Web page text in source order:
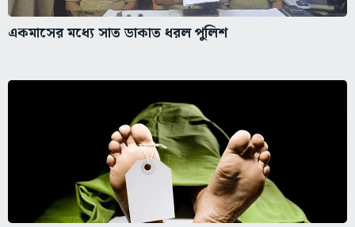
একমাসের মধ্যে সাত ডাকাত ধরল পুলিশ